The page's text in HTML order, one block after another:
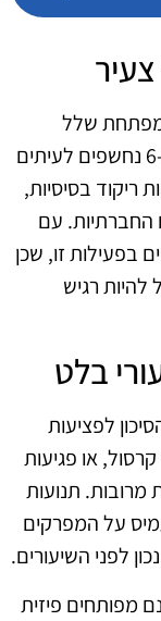
שלל
מיומנויות גופניות ורגשיות. ילדים בגילאי 6-8 נחשפים לעיתים
ריקוד בסיסיות,
החברתיות. עם
בפעילות זו, שכן
להיות רגיש
בלט
לפציעות
או פגיעות
מרובות. תנועות
על המפרקים
לפני השיעורים.
מפותחים פיזית